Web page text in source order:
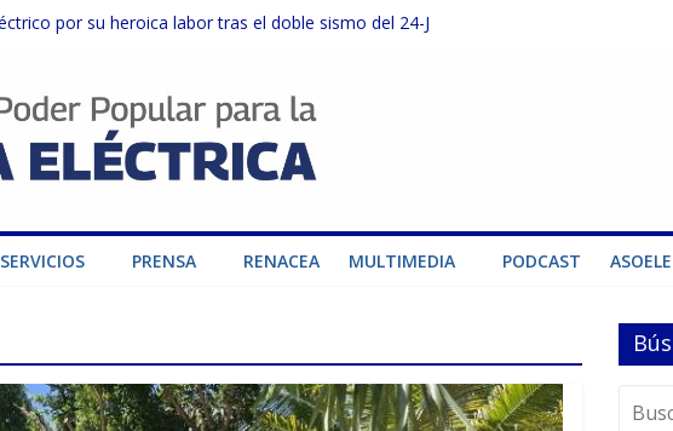
por su heroica labor tras el doble sismo del 24-J
sector privado para fortalecer el SEN ante el «Súper Niño»
del SEN en Carabobo
fortalecer el SEN ante el fenómeno de El Niño
SERVICIOS PRENSA RENACEA MULTIMEDIA PODCAST